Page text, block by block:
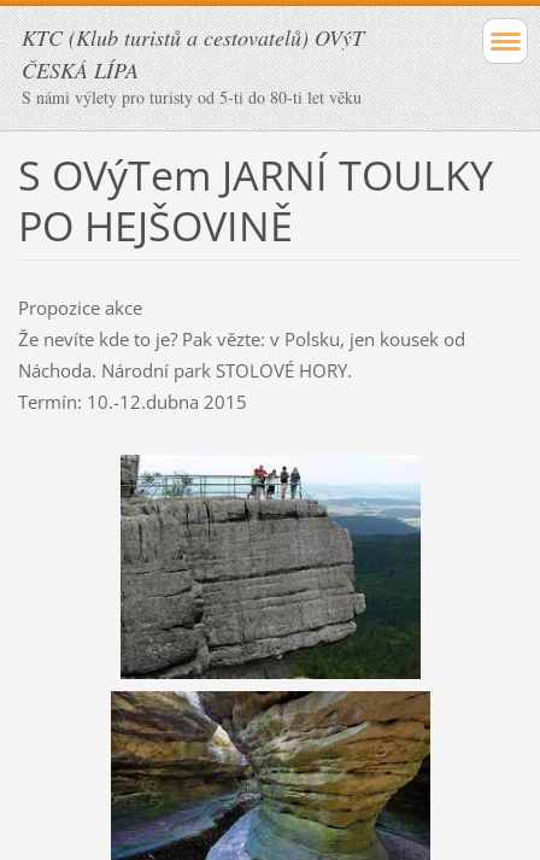
KTC (Klub turistů a cestovatelů) OVýT
ČESKÁ LÍPA
S námi výlety pro turisty od 5-ti do 80-ti let věku
S OVýTem JARNÍ TOULKY
PO HEJŠOVINĚ
Propozice akce
Že nevíte kde to je? Pak vězte: v Polsku, jen kousek od
Náchoda. Národní park STOLOVÉ HORY.
Termín: 10.-12.dubna 2015